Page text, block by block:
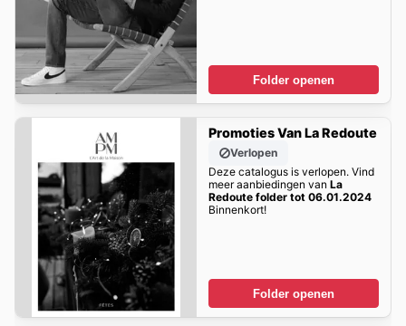
Folder openen
Promoties Van La Redoute
Verlopen
Deze catalogus is verlopen. Vind
meer aanbiedingen van La
Redoute folder tot 06.01.2024
Binnenkort!
Folder openen